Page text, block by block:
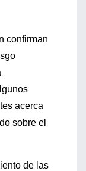
confirman
acerca
sobre el
de las